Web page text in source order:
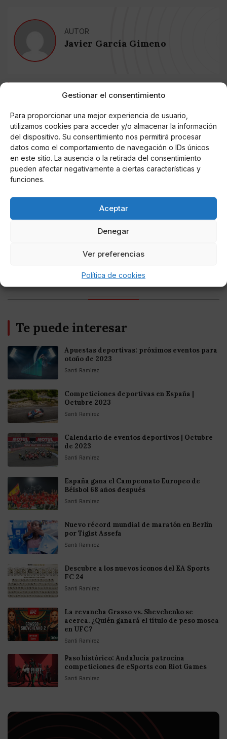
Gestionar el consentimiento
Para proporcionar una mejor experiencia de usuario,
utilizamos cookies para acceder y/o almacenar la información
del dispositivo. Su consentimiento nos permitirá procesar
datos como el comportamiento de navegación o IDs únicos
en este sitio. La ausencia o la retirada del consentimiento
pueden afectar negativamente a ciertas características y
funciones.
Aceptar
Denegar
Ver preferencias
Política de cookies
AUTOR
Javier García Gimeno
Noticias relacionadas
Mejores Cripto Casinos Online en
Colombia 2025: Bitcoin Casinos
Online Casino
Mejores Casinos Online con Bitcoin y
Criptomonedas en Argentina 2025
Mejores casinos online con
Fortnite regresa para iOS en la Unión
Te puede interesar
Apuestas deportivas: próximos eventos para
otoño de 2023
Santi Ramirez
Competiciones deportivas en España |
Octubre 2023
Santi Ramirez
Calendario de eventos deportivos | Octubre
de 2023
Santi Ramirez
España gana el Campeonato Europeo de
Béisbol 68 años después
Santi Ramirez
Nuevo récord mundial de maratón en Berlín
por Tigist Assefa
Santi Ramirez
Descubre a los nuevos íconos del EA Sports
FC 24
Santi Ramirez
La revancha Grasso vs. Shevchenko se
acerca. ¿Quién ganará el título de peso mosca
en UFC?
Santi Ramirez
Paso histórico: Andalucía patrocina
competiciones de eSports con Riot Games
Santi Ramirez